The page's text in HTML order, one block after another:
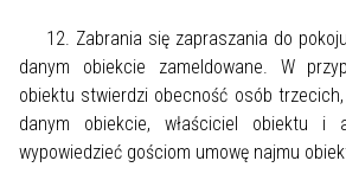
12. Zabrania się zapraszania do
danym obiekcie zameldowane. W
obiektu stwierdzi obecność osób
danym obiekcie, właściciel obiektu i
wypowiedzieć gościom umowę najmu